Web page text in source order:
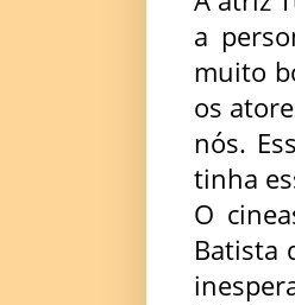
a
muito
os
nós.
tinha
O
Batista